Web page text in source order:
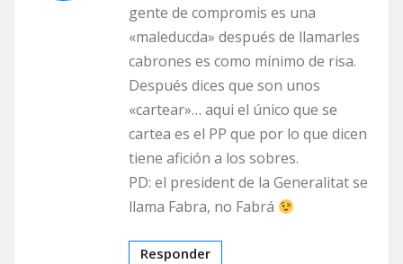
gente de compromis es una
«maleducda» después de llamarles
cabrones es como mínimo de risa.
Después dices que son unos
«cartear»… aqui el único que se
cartea es el PP que por lo que dicen
tiene afición a los sobres.
PD: el president de la Generalitat se
llama Fabra, no Fabrá
Responder